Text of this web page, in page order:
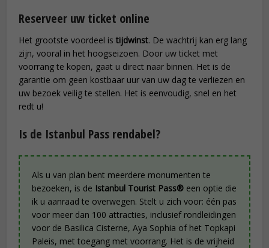
Reserveer uw ticket online
Het grootste voordeel istijdwinst. De wachtrij kan erg lang
zijn, vooral in het hoogseizoen. Door uw ticket met
voorrang te kopen, gaat u direct naar binnen. Het is de
garantie om geen kostbaar uur van uw dag te verliezen en
uw bezoek veilig te stellen. Het is eenvoudig, snel en het
redt u!
Is de Istanbul Pass rendabel?
Als u van plan bent meerdere monumenten te
bezoeken, is de Istanbul Tourist Pass® een optie die
ik u aanraad te overwegen. Stelt u zich voor: één pas
voor meer dan 100 attracties, inclusief rondleidingen
voor de Basilica Cisterne, Aya Sophia of het Topkapi
Paleis, met toegang met voorrang. Het is de vrijheid